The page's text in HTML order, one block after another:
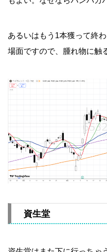
あるいはもう1本獲って終
場面ですので、腫れ物に触
資生堂